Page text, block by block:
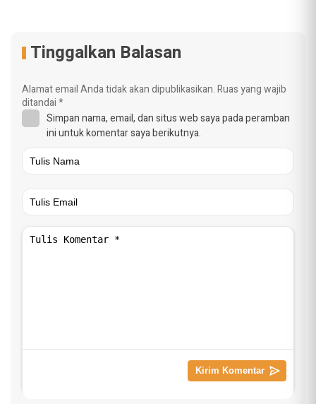
Tinggalkan Balasan
Alamat email Anda tidak akan dipublikasikan.Ruas yang wajib
ditandai*
Simpan nama, email, dan situs web saya pada peramban
ini untuk komentar saya berikutnya.